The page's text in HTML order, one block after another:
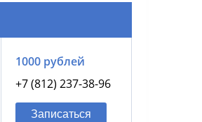
1000 рублей
+7 (812) 237-38-96
Записаться